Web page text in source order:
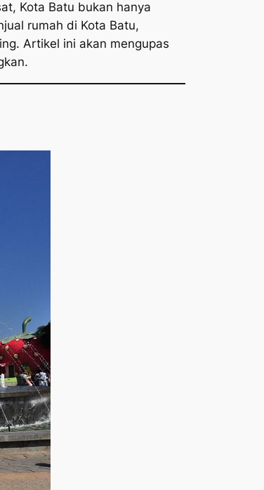
Kota Batu bukan hanya
rumah di Kota Batu,
Artikel ini akan mengupas